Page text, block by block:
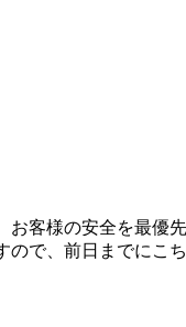
客様の安全を最優
で、前日までにこ